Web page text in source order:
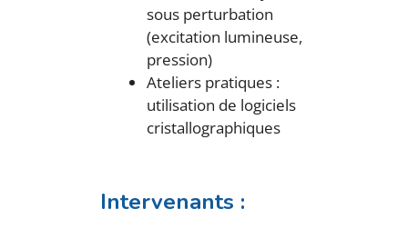
sous perturbation
(excitation lumineuse,
pression)
Ateliers pratiques :
utilisation de logiciels
cristallographiques
Intervenants :